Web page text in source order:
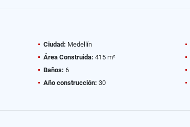
Ciudad: Medellín
Área Construida: 415 m²
Baños: 6
Año construcción: 30